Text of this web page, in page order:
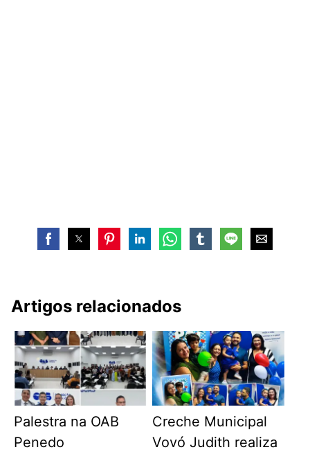
Artigos relacionados
Palestra na OAB
Penedo
Creche Municipal
Vovó Judith realiza